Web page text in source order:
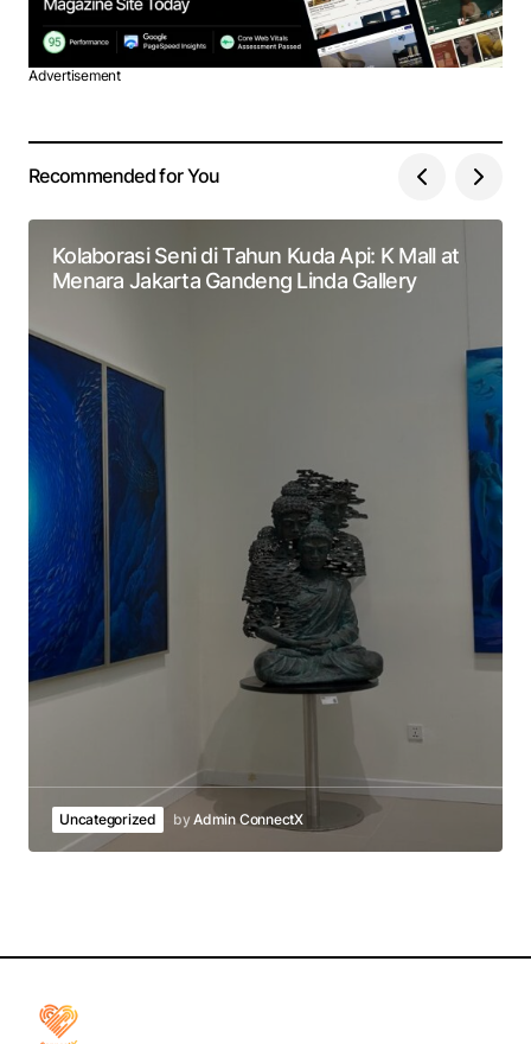
Advertisement
Recommended for You
Kolaborasi Seni di Tahun Kuda Api: K Mall at
Menara Jakarta Gandeng Linda Gallery
Uncategorized by Admin ConnectX